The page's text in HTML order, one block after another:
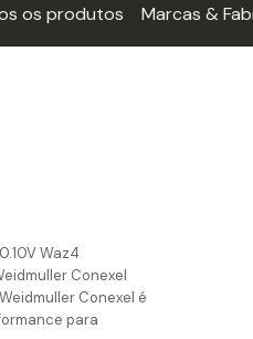
os produtos Marcas &
Waz4
Conexel
Conexel é
para